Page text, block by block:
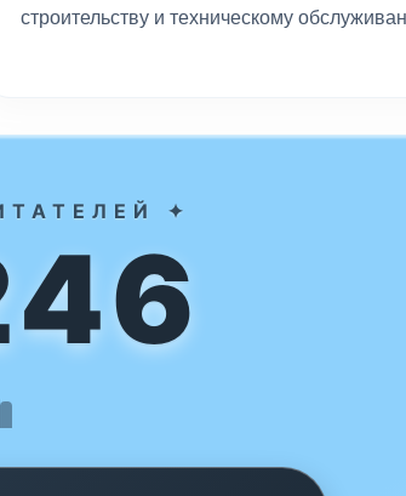
строительству и техническому
✦